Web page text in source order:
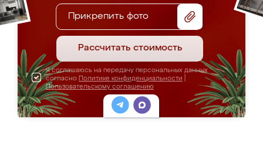
Прикрепить фото
Рассчитать стоимость
Я соглашаюсь на передачу персональных данных
согласно Политике конфиденциальности
Пользовательскому соглашению